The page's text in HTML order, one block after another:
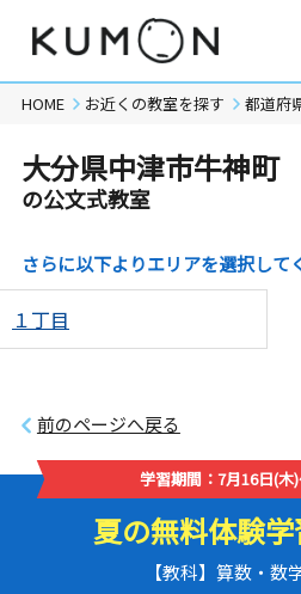
HOME お近くの教室を探す 都道府
大分県中津市牛神町
の公文式教室
さらに以下よりエリアを選択して
１丁目
前のページへ戻る
学習期間：7月16日(木
夏の無料体験学
【教科】算数・